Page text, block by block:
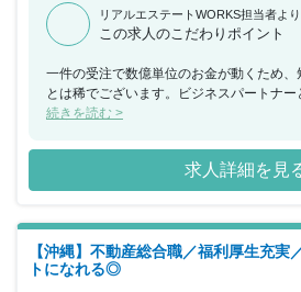
リアルエステートWORKS担当者より
この求人のこだわりポイント
一件の受注で数億単位のお金が動くため、
とは稀でございます。ビジネスパートナ
し、オーナー様と長期間に渡って信頼関係
続きを読む >
求人詳細を見
【沖縄】不動産総合職／福利厚生充実
トになれる◎